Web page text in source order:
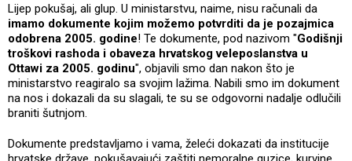
Lijep pokušaj, ali glup. U ministarstvu, naime, nisu računali da
imamo dokumente kojim možemo potvrditi da je pozajmica
odobrena 2005. godine! Te dokumente, pod nazivom "Godišnji
troškovi rashoda i obaveza hrvatskog veleposlanstva u
Ottawi za 2005. godinu", objavili smo dan nakon što je
ministarstvo reagiralo sa svojim lažima. Nabili smo im dokument
na nos i dokazali da su slagali, te su se odgovorni nadalje odlučili
braniti šutnjom.
Dokumente predstavljamo i vama, želeći dokazati da institucije